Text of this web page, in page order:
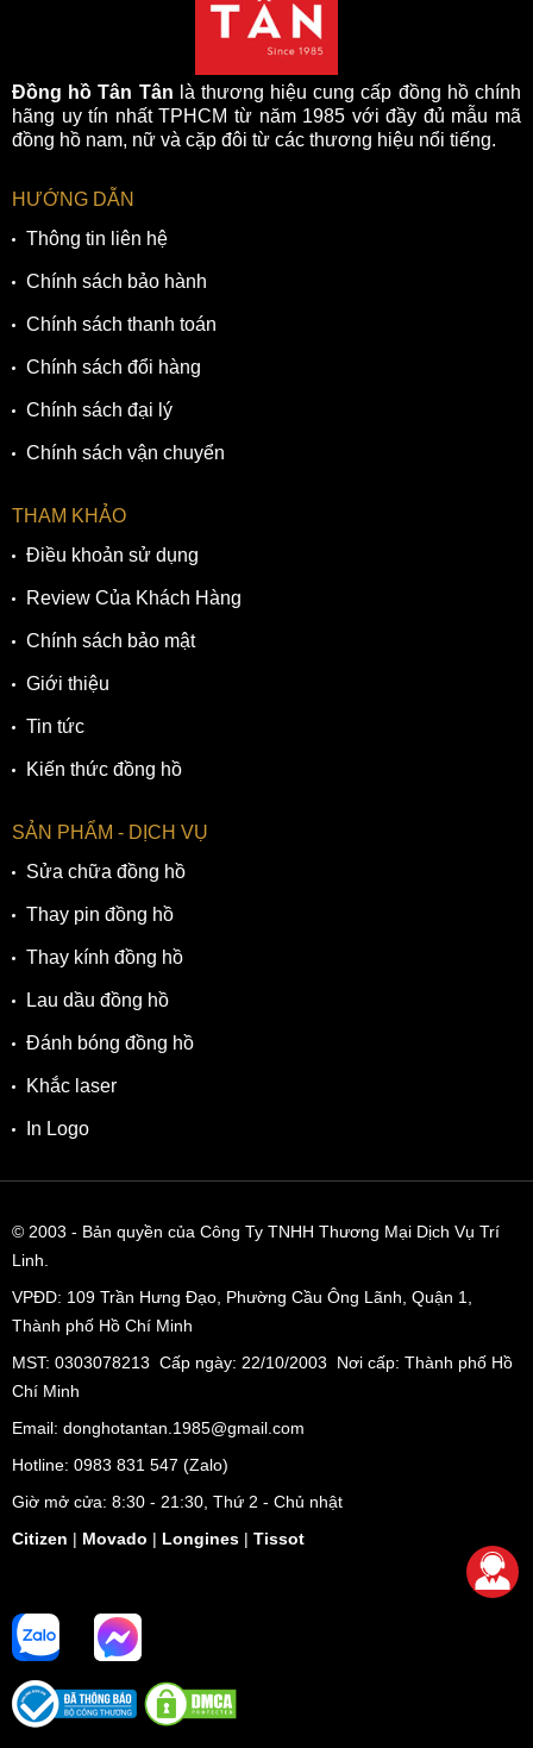
Đồng hồ Tân Tân là thương hiệu cung cấp đồng hồ chính
hãng uy tín nhất TPHCM từ năm 1985 với đầy đủ mẫu mã
đồng hồ nam, nữ và cặp đôi từ các thương hiệu nổi tiếng.
HƯỚNG DẪN
Thông tin liên hệ
Chính sách bảo hành
Chính sách thanh toán
Chính sách đổi hàng
Chính sách đại lý
Chính sách vận chuyển
THAM KHẢO
Điều khoản sử dụng
Review Của Khách Hàng
Chính sách bảo mật
Giới thiệu
Tin tức
Kiến thức đồng hồ
SẢN PHẨM - DỊCH VỤ
Sửa chữa đồng hồ
Thay pin đồng hồ
Thay kính đồng hồ
Lau dầu đồng hồ
Đánh bóng đồng hồ
Khắc laser
In Logo
© 2003 - Bản quyền của Công Ty TNHH Thương Mại Dịch Vụ Trí
Linh.
VPĐD: 109 Trần Hưng Đạo, Phường Cầu Ông Lãnh, Quận 1,
Thành phố Hồ Chí Minh
MST: 0303078213 Cấp ngày: 22/10/2003 Nơi cấp: Thành phố Hồ
Chí Minh
Email: donghotantan.1985@gmail.com
Hotline: 0983 831 547 (Zalo)
Giờ mở cửa: 8:30 - 21:30, Thứ 2 - Chủ nhật
Citizen | Movado | Longines | Tissot